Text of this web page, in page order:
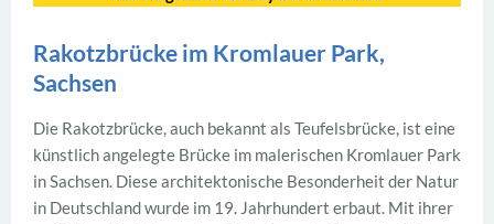
Rakotzbrücke im Kromlauer Park,
Sachsen
Die Rakotzbrücke, auch bekannt als Teufelsbrücke, ist eine
künstlich angelegte Brücke im malerischen Kromlauer Park
in Sachsen. Diese architektonische Besonderheit der Natur
in Deutschland wurde im 19. Jahrhundert erbaut. Mit ihrer